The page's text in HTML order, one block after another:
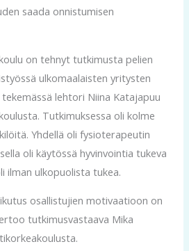
saada onnistumisen
on tehnyt tutkimusta pelien
ulkomaalaisten yritysten
lehtori Niina Katajapuu
Tutkimuksessa oli kolme
Yhdellä oli fysioterapeutin
oli käytössä hyvinvointia tukeva
ilman ulkopuolista tukea.
osallistujien motivaatioon on
tutkimusvastaava Mika